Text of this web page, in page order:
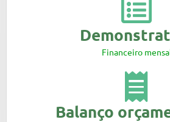
Financeiro
Balanço